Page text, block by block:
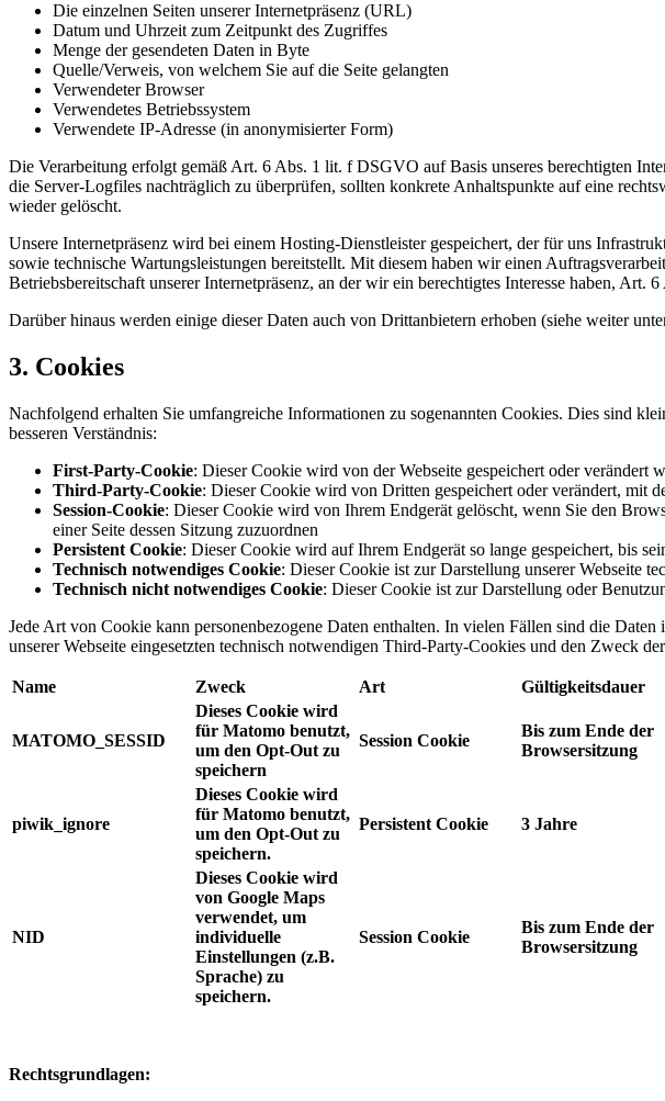
Die einzelnen Seiten unserer Internetpräsenz (URL)
Datum und Uhrzeit zum Zeitpunkt des Zugriffes
Menge der gesendeten Daten in Byte
Quelle/Verweis, von welchem Sie auf die Seite gelangten
Verwendeter Browser
Verwendetes Betriebssystem
Verwendete IP-Adresse (in anonymisierter Form)
Die Verarbeitung erfolgt gemäß Art. 6 Abs. 1 lit. f DSGVO auf Basis unseres berechtigten
die Server-Logfiles nachträglich zu überprüfen, sollten konkrete Anhaltspunkte auf eine
wieder gelöscht.
Unsere Internetpräsenz wird bei einem Hosting-Dienstleister gespeichert, der für uns
sowie technische Wartungsleistungen bereitstellt. Mit diesem haben wir einen
Betriebsbereitschaft unserer Internetpräsenz, an der wir ein berechtigtes Interesse haben, Art.
Darüber hinaus werden einige dieser Daten auch von Drittanbietern erhoben (siehe weiter
3. Cookies
Nachfolgend erhalten Sie umfangreiche Informationen zu sogenannten Cookies. Dies sind
besseren Verständnis:
First-Party-Cookie: Dieser Cookie wird von der Webseite gespeichert oder verändert
Third-Party-Cookie: Dieser Cookie wird von Dritten gespeichert oder verändert, mit
Session-Cookie: Dieser Cookie wird von Ihrem Endgerät gelöscht, wenn Sie den
einer Seite dessen Sitzung zuzuordnen
Persistent Cookie: Dieser Cookie wird auf Ihrem Endgerät so lange gespeichert, bis
Technisch notwendiges Cookie: Dieser Cookie ist zur Darstellung unserer Webseite
Technisch nicht notwendiges Cookie: Dieser Cookie ist zur Darstellung oder
Jede Art von Cookie kann personenbezogene Daten enthalten. In vielen Fällen sind die
unserer Webseite eingesetzten technisch notwendigen Third-Party-Cookies und den Zweck
Name Zweck Art Gültigkeitsdauer
MATOMO_SESSID
Dieses Cookie wird
für Matomo benutzt,
um den Opt-Out zu
speichern
Session Cookie
Bis zum Ende der
Browsersitzung
piwik_ignore
Dieses Cookie wird
für Matomo benutzt,
um den Opt-Out zu
speichern.
Persistent Cookie 3 Jahre
NID
Dieses Cookie wird
von Google Maps
verwendet, um
individuelle
Einstellungen (z.B.
Sprache) zu
speichern.
Session Cookie
Bis zum Ende der
Browsersitzung
Rechtsgrundlagen: